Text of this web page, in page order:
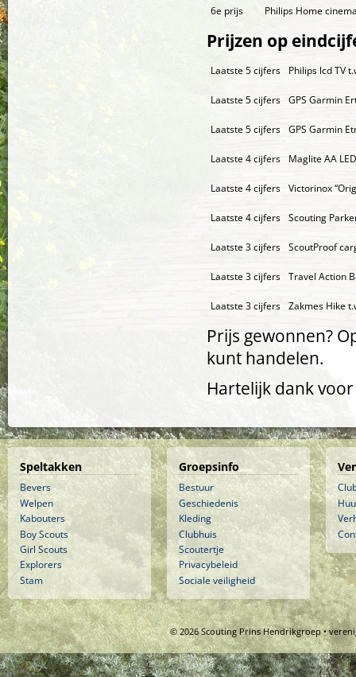
6e prijs Philips Home
Prijzen op
Laatste 5 cijfers Philips lcd TV
Laatste 5 cijfers GPS Garmin
Laatste 5 cijfers GPS Garmin
Laatste 4 cijfers Maglite AA
Laatste 4 cijfers Victorinox
Laatste 4 cijfers Scouting
Laatste 3 cijfers ScoutProof
Laatste 3 cijfers Travel Action
Laatste 3 cijfers Zakmes Hike
Prijs gewonnen?
kunt handelen.
Hartelijk dank
Speltakken
Bevers
Welpen
Kabouters
Boy Scouts
Girl Scouts
Explorers
Stam
Groepsinfo
Bestuur
Geschiedenis
Kleding
Clubhuis
Scoutertje
Privacybeleid
Sociale veiligheid
© 2026 Scouting Prins Hendrikgroep •